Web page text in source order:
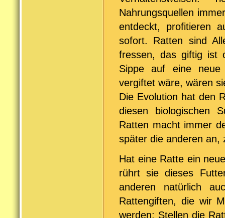
Nahrungsquellen
entdeckt, profitieren
sofort. Ratten sind
fressen, das giftig ist
Sippe auf eine neue
vergiftet wäre, wären
Die Evolution hat den
diesen biologischen
Ratten macht immer
später die anderen an,
Hat eine Ratte ein
rührt sie dieses
anderen natürlich
Rattengiften, die wir
werden: Stellen die